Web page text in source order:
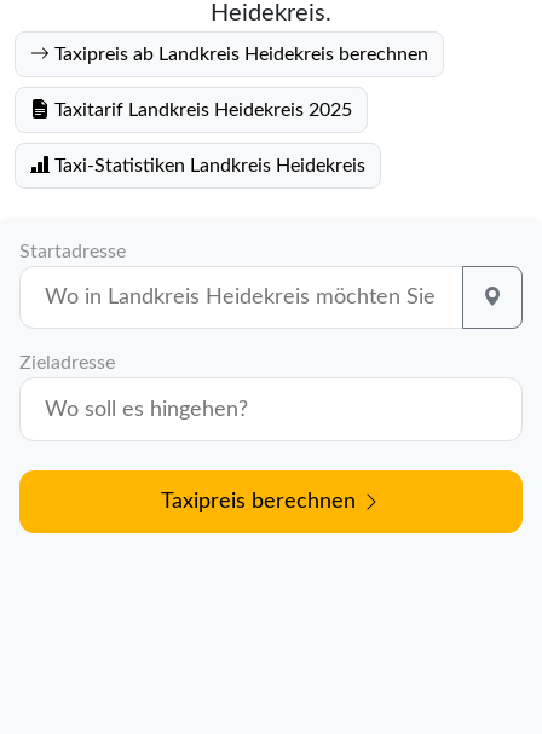
Heidekreis.
Taxipreis ab Landkreis Heidekreis berechnen
Taxitarif Landkreis Heidekreis 2025
Taxi-Statistiken Landkreis Heidekreis
Startadresse
Zieladresse
Taxipreis berechnen